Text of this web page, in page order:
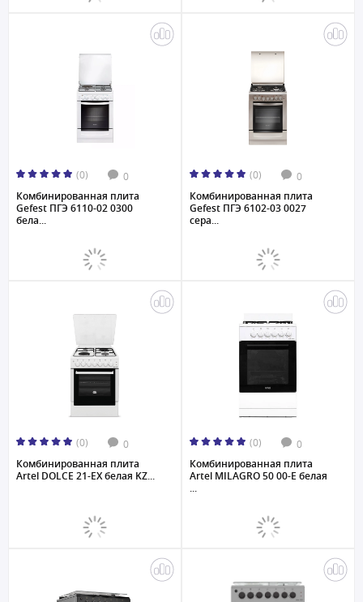
(0) 0
Комбинированная плита
Gefest ПГЭ 6110-02 0300
бела...
(0) 0
Комбинированная плита
Gefest ПГЭ 6102-03 0027
сера...
(0) 0
Комбинированная плита
Artel DOLCE 21-EX белая KZ...
(0) 0
Комбинированная плита
Artel MILAGRO 50 00-E белая
...